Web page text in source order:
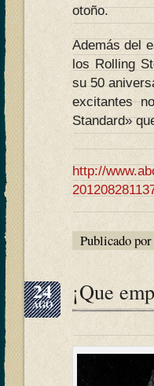
otoño.
Además del
los Rolling
su 50
excitantes
Standard»
http://
Publicado
24
AGO ¡Que